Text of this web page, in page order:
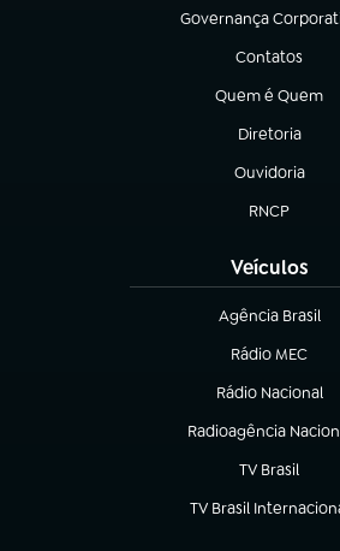
Governança
(abre em nova aba)
Contatos
(abre em nova
Quem é Quem
(abre em nova
Diretoria
(abre em nova
Ouvidoria
(abre em nova
RNCP
(abre em
Veículos
Agência Brasil
(abre em nova
Rádio MEC
Rádio Nacional
(abre em nova
Radioagência
(abre em nova aba)
TV Brasil
(abre em nova
TV Brasil
(abre em nova aba)